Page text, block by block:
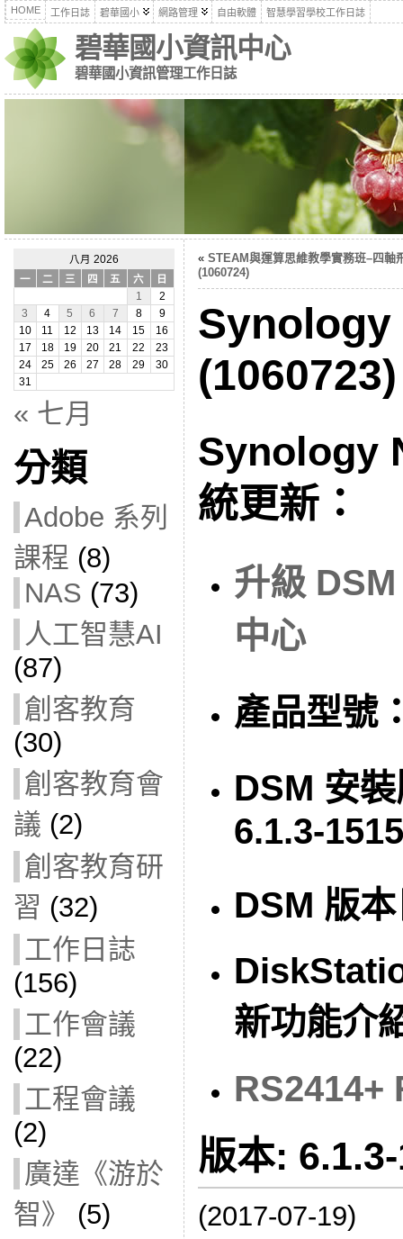
HOME 工作日誌 碧華國小 網路管理 自由軟體 智慧學習學校工作日誌
碧華國小資訊中心
碧華國小資訊管理工作日誌
八月 2026
一
二 三 四 五 六
日
1
2
3
4 5 6 7 8
9
10
11 12 13 14 15
16
17
18 19 20 21 22
23
24
25 26 27 28 29
30
31
« 七月
分類
Adobe 系列
課程 (8)
NAS (73)
人工智慧AI
(87)
創客教育
(30)
創客教育會
議 (2)
創客教育研
習 (32)
工作日誌
(156)
工作會議
(22)
工程會議
(2)
廣達《游於
智》
(5)
« STEAM與運算思維教學實務班–四軸
(1060724)
Synology
(1060723)
Synology
統更新：
升級
中心
產品型號
DSM 安
6.1.3-
DSM 版
新功能介
RS2414+
版本:
(2017-07-19)